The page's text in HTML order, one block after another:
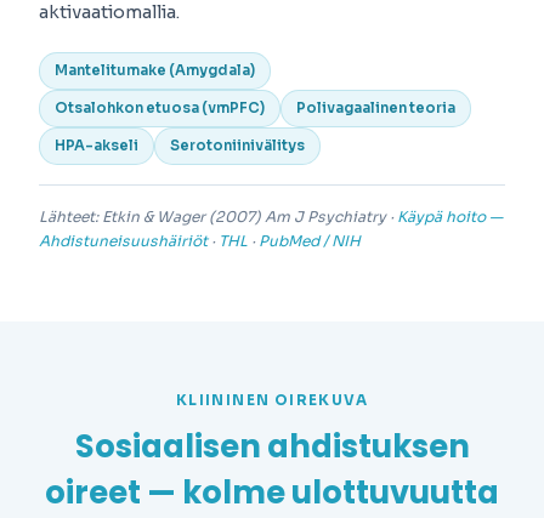
aktivaatiomallia.
Mantelitumake (Amygdala)
Otsalohkon etuosa (vmPFC) Polivagaalinen teoria
HPA-akseli Serotoniinivälitys
Lähteet: Etkin & Wager (2007)Am J Psychiatry·Käypä hoito —
Ahdistuneisuushäiriöt· THL ·PubMed / NIH
KLIININEN OIREKUVA
Sosiaalisen ahdistuksen
oireet — kolme ulottuvuutta